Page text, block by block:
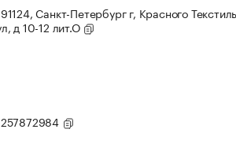
Санкт-Петербург г, Красного
д 10-12 лит.О